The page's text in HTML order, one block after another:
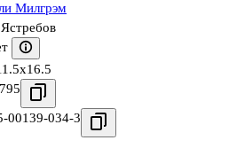
Милгрэм
00139-034-3